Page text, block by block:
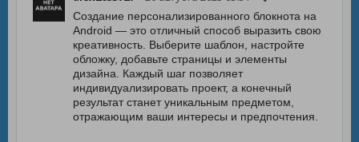
Создание персонализированного блокнота на
Android — это отличный способ выразить свою
креативность. Выберите шаблон, настройте
обложку, добавьте страницы и элементы
дизайна. Каждый шаг позволяет
индивидуализировать проект, а конечный
результат станет уникальным предметом,
отражающим ваши интересы и предпочтения.